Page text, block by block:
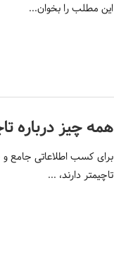
این مطلب را بخوان...
همه چیز درباره
برای کسب اطلاعاتی جامع و
تاچیمتر دارند، ...